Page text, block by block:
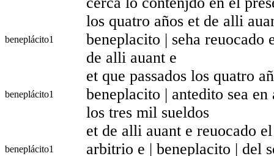
beneplácito1
los quatro años et de alli
beneplacito | seha reuocado
de alli auant e
beneplácito1
et que passados los quatro
beneplacito | antedito sea
los tres mil sueldos
beneplácito1
et de alli auant e reuocado
arbitrio e | beneplacito | del